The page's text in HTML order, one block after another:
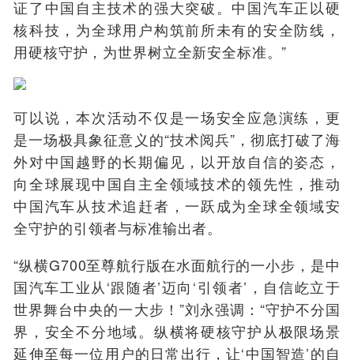
证了中国自主技术的强大突破。中国汽车正以硬
核科技，为全球用户构筑前所未有的安全防线，
用硬核守护，为世界树立全新安全标准。”
可以说，本次活动不仅是一场安全应急演练，更
是一场极具象征意义的“技术阅兵”，彻底打破了海
外对中国越野的长期偏见，以开放自信的姿态，
向全球展现中国自主全领域技术的领先性，推动
中国汽车从技术追赶者，一跃成为全球全领域安
全守护的引领者与标准输出者。
“纵横G700至尊航行版在水面航行的一小步，是中
国汽车工业从‘跟随者’迈向‘引领者’，自信屹立于
世界舞台中央的一大步！”刘永强调：“守护不分国
界，安全不分地域。纵横将硬核守护从极限场景
延伸至每一位用户的日常出行，让‘中国智造’的自